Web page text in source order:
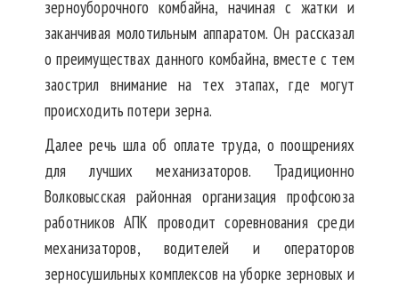
зерноуборочного комбайна, начиная с жатки и
заканчивая молотильным аппаратом. Он рассказал
о преимуществах данного комбайна, вместе с тем
заострил внимание на тех этапах, где могут
происходить потери зерна.
Далее речь шла об оплате труда, о поощрениях
для лучших механизаторов. Традиционно
Волковысская районная организация профсоюза
работников АПК проводит соревнования среди
механизаторов, водителей и операторов
зерносушильных комплексов на уборке зерновых и